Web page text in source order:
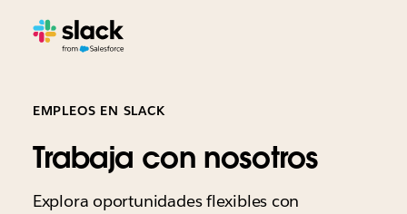
EMPLEOS EN SLACK
Trabaja con nosotros
Explora oportunidades flexibles con